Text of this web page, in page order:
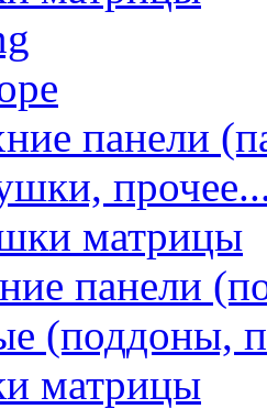
панели
матрицы
панели
(поддоны,
матрицы